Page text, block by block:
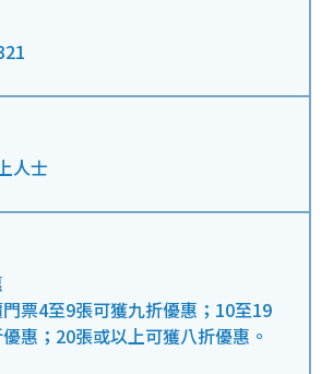
人士
票4至9張可獲九折優惠；10至19
惠；20張或以上可獲八折優惠。